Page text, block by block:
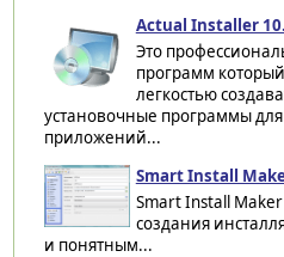
Actual Installer
Это
программ
легкостью
установочные программы
приложений...
Smart Install
Smart Install
создания
и понятным...